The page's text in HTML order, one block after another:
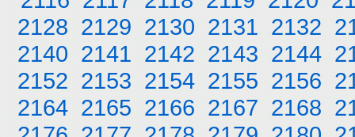
2128 2129 2130 2131 2132
2140 2141 2142 2143 2144
2152 2153 2154 2155 2156
2164 2165 2166 2167 2168